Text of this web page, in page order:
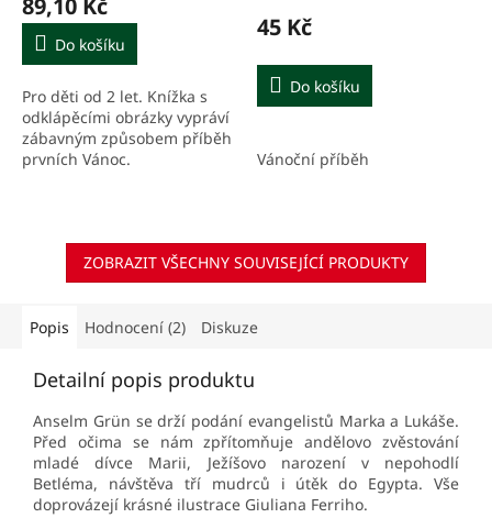
89,10 Kč
Do košíku
Pro děti od 2 let. Knížka s
odklápěcími obrázky vypráví
zábavným způsobem příběh
prvních Vánoc.
45 Kč
Do košíku
Vánoční příběh
ZOBRAZIT VŠECHNY SOUVISEJÍCÍ PRODUKTY
Popis Hodnocení (2) Diskuze
Detailní popis produktu
Anselm Grün se drží podání evangelistů Marka a Lukáše.
Před očima se nám zpřítomňuje andělovo zvěstování
mladé dívce Marii, Ježíšovo narození v nepohodlí
Betléma, návštěva tří mudrců i útěk do Egypta. Vše
doprovázejí krásné ilustrace Giuliana Ferriho.